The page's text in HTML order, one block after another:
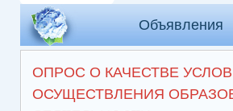
Объявления
ОПРОС О КАЧЕСТВЕ
ОСУЩЕСТВЛЕНИЯ